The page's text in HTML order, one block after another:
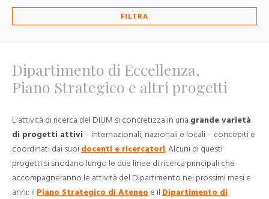
FILTRA
Dipartimento di Eccellenza,
Piano Strategico e altri progetti
L'attività di ricerca del DIUM si concretizza in una grande varietà
di progetti attivi – internazionali, nazionali e locali – concepiti e
coordinati dai suoi docenti e ricercatori. Alcuni di questi
progetti si snodano lungo le due linee di ricerca principali che
accompagneranno le attività del Dipartimento nei prossimi mesi e
anni: il Piano Strategico di Ateneo e il Dipartimento di